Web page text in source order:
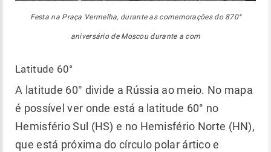
Festa na Praça Vermelha, durante as comemorações do 870°
aniversário de Moscou durante a com
Latitude 60°
A latitude 60° divide a Rússia ao meio. No mapa
é possível ver onde está a latitude 60° no
Hemisfério Sul (HS) e no Hemisfério Norte (HN),
que está próxima do círculo polar ártico e